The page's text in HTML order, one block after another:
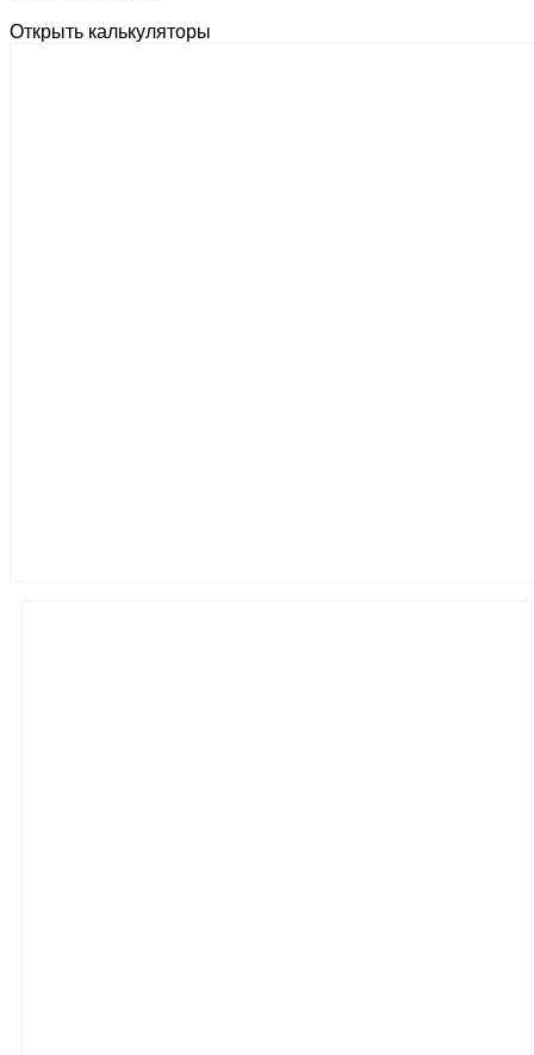
Открыть калькуляторы